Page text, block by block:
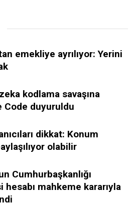
emekliye ayrılıyor: Yerini
kodlama savaşına
Code duyuruldu
dikkat: Konum
olabilir
Cumhurbaşkanlığı
hesabı mahkeme kararıyla